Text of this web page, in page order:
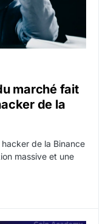
marché fait
de la
de la Binance
massive et une